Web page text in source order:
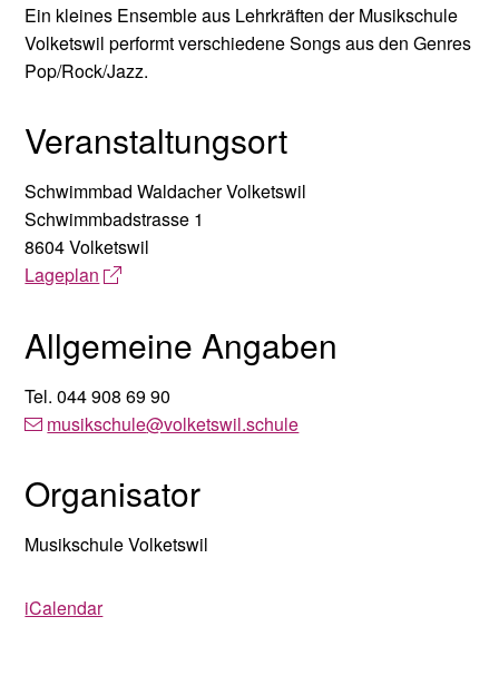
Ein kleines Ensemble aus Lehrkräften der Musikschule
Volketswil performt verschiedene Songs aus den Genres
Pop/Rock/Jazz.
Veranstaltungsort
Schwimmbad Waldacher Volketswil
Schwimmbadstrasse 1
8604 Volketswil
Lageplan
Allgemeine Angaben
Tel.044 908 69 90
musikschule@volketswil.schule
Organisator
Musikschule Volketswil
iCalendar